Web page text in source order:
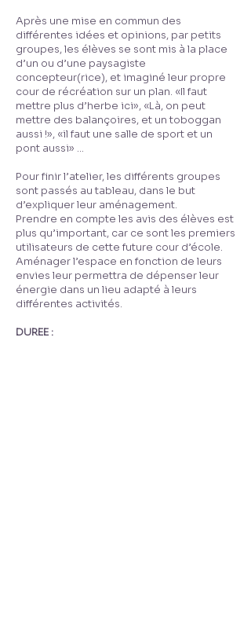
Après une mise en commun des
différentes idées et opinions, par petits
groupes, les élèves se sont mis à la place
d’un ou d’une paysagiste
concepteur(rice), et imaginé leur propre
cour de récréation sur un plan. «Il faut
mettre plus d’herbe ici», «Là, on peut
mettre des balançoires, et un toboggan
aussi !», «il faut une salle de sport et un
pont aussi» ...
Pour finir l’atelier, les différents groupes
sont passés au tableau, dans le but
d’expliquer leur aménagement.
Prendre en compte les avis des élèves est
plus qu’important, car ce sont les premiers
utilisateurs de cette future cour d’école.
Aménager l’espace en fonction de leurs
envies leur permettra de dépenser leur
énergie dans un lieu adapté à leurs
différentes activités.
DUREE :